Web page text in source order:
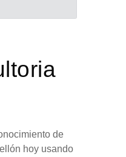
de
hoy usando